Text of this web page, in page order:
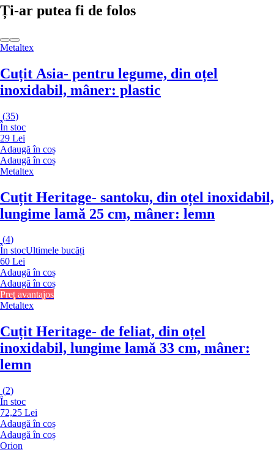
Ți-ar putea fi de folos
Metaltex
Cuțit Asia- pentru legume, din oțel
inoxidabil, mâner: plastic
(35)
În stoc
29 Lei
Adaugă în coș
Adaugă în coș
Metaltex
Cuțit Heritage- santoku, din oțel inoxidabil,
lungime lamă 25 cm, mâner: lemn
(4)
În stocUltimele bucăți
60 Lei
Adaugă în coș
Adaugă în coș
Preț avantajos
Metaltex
Cuțit Heritage- de feliat, din oțel
inoxidabil, lungime lamă 33 cm, mâner:
lemn
(2)
În stoc
72,25 Lei
Adaugă în coș
Adaugă în coș
Orion